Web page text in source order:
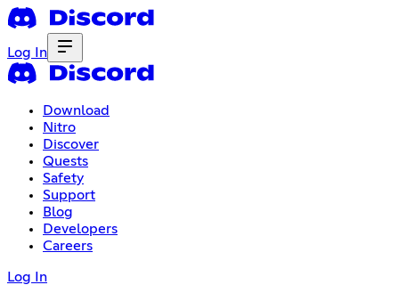
Log In
Download
Nitro
Discover
Quests
Safety
Support
Blog
Developers
Careers
Log In